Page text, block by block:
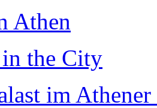
Athen
the City
im